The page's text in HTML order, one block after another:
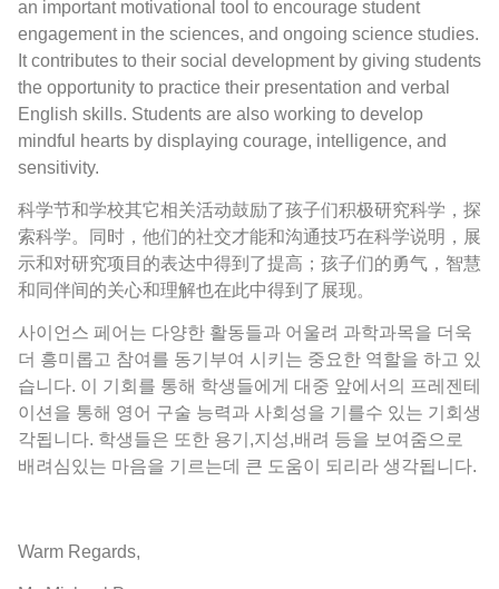
an important motivational tool to encourage student
engagement in the sciences, and ongoing science studies.
It contributes to their social development by giving students
the opportunity to practice their presentation and verbal
English skills. Students are also working to develop
mindful hearts by displaying courage, intelligence, and
sensitivity.
科学节和学校其它相关活动鼓励了孩子们积极研究科学，探
索科学。同时，他们的社交才能和沟通技巧在科学说明，展
示和对研究项目的表达中得到了提高；孩子们的勇气，智慧
和同伴间的关心和理解也在此中得到了展现。
사이언스 페어는 다양한 활동들과 어울려 과학과목을 더욱
더 흥미롭고 참여를 동기부여 시키는 중요한 역할을 하고 있
습니다. 이 기회를 통해 학생들에게 대중 앞에서의 프레젠테
이션을 통해 영어 구술 능력과 사회성을 기를수 있는 기회생
각됩니다. 학생들은 또한 용기,지성,배려 등을 보여줌으로
배려심있는 마음을 기르는데 큰 도움이 되리라 생각됩니다.
Warm Regards,